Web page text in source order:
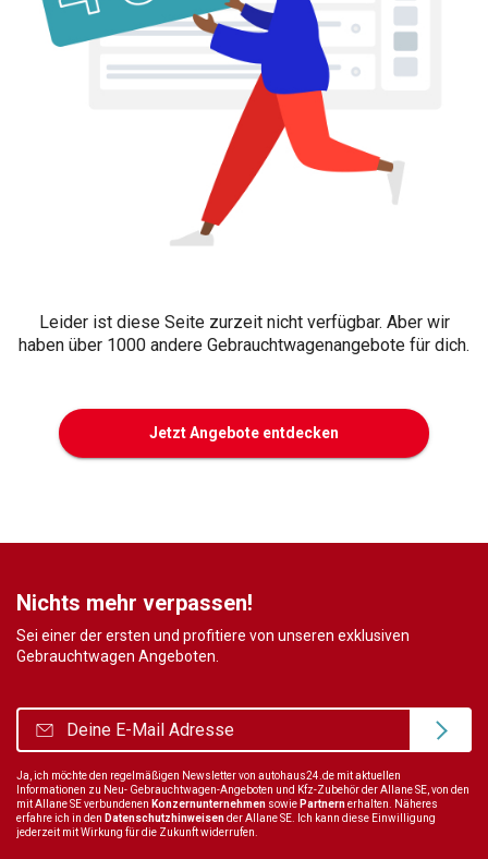
Leider ist diese Seite zurzeit nicht verfügbar. Aber wir
haben über 1000 andere Gebrauchtwagenangebote für dich.
Jetzt Angebote entdecken
Nichts mehr verpassen!
Sei einer der ersten und profitiere von unseren exklusiven
Gebrauchtwagen Angeboten.
Ja, ich möchte den regelmäßigen Newsletter von autohaus24.de mit aktuellen
Informationen zu Neu- Gebrauchtwagen-Angeboten und Kfz-Zubehör der Allane SE, von den
mit Allane SE verbundenen Konzernunternehmen sowie Partnernerhalten. Näheres
erfahre ich in den Datenschutzhinweisender Allane SE. Ich kann diese Einwilligung
jederzeit mit Wirkung für die Zukunft widerrufen.